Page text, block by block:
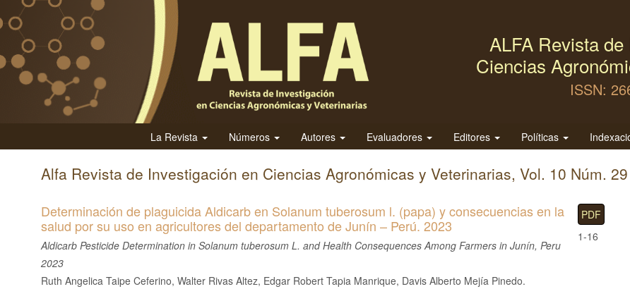
N
v
g
ó
ALFA Revista
Ciencias
ISSN:
La Revista Números Autores Evaluadores Editores Políticas
Alfa Revista de Investigación en Ciencias Agronómicas y Veterinarias, Vol. 10 Núm.
Determinación de plaguicida Aldicarb en Solanum tuberosum l. (papa) y consecuencias en la
salud por su uso en agricultores del departamento de Junín – Perú. 2023
Aldicarb Pesticide Determination in Solanum tuberosum L. and Health Consequences Among Farmers in Junín, Peru
2023
Ruth Angelica Taipe Ceferino, Walter Rivas Altez, Edgar Robert Tapia Manrique, Davis Alberto Mejía Pinedo.
PDF
1-16